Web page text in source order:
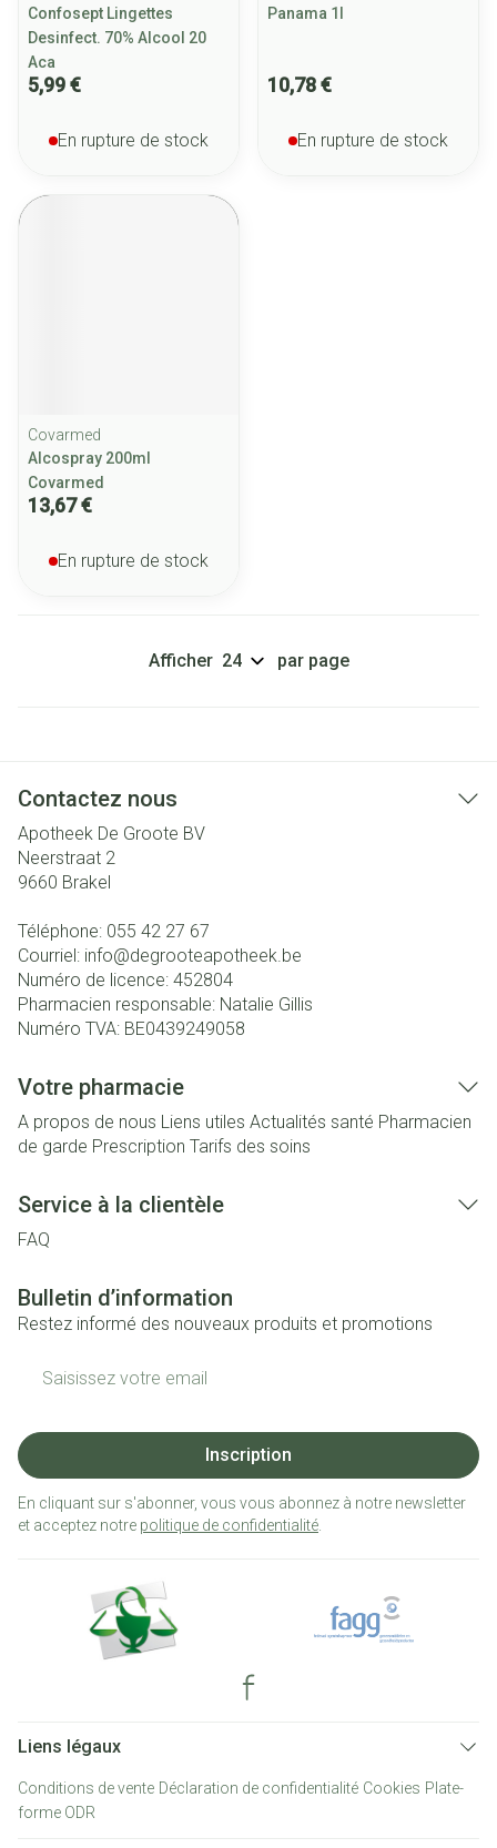
Confosept Lingettes
Desinfect. 70% Alcool 20
Aca
5,99 €
En rupture de stock
Panama 1l
10,78 €
En rupture de stock
Covarmed
Alcospray 200ml
Covarmed
13,67 €
En rupture de stock
Afficher par page
Contactez nous
Apotheek De Groote BV
Neerstraat 2
9660 Brakel
Téléphone: 055 42 27 67
Courriel: info@degrooteapotheek.be
Numéro de licence: 452804
Pharmacien responsable: Natalie Gillis
Numéro TVA: BE0439249058
Votre pharmacie
A propos de nous Liens utiles Actualités santé Pharmacien
de garde Prescription Tarifs des soins
Service à la clientèle
FAQ
Bulletin d’information
Restez informé des nouveaux produits et promotions
Inscription
En cliquant sur s'abonner, vous vous abonnez à notre newsletter
et acceptez notre politique de confidentialité
Liens légaux
Conditions de vente Déclaration de confidentialité Cookies Plate-
forme ODR